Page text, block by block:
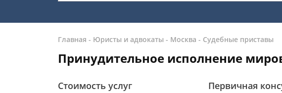
Главная - Юристы и адвокаты - Москва - Судебные приставы
Принудительное исполнение
Стоимость услуг
Первичная